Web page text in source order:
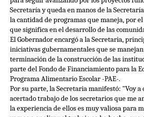
Secretaría y queda en manos de la
la cantidad de programas que maneja, por
que significa en el desarrollo de las
El Gobernador encargó a la Secretaria,
iniciativas gubernamentales que se
terminación de la construcción de las
parte del Fondo de Financiamiento para la
Programa Alimentario Escolar -PAE-.
Por su parte, la Secretaria manifestó: "Voy
acertado trabajo de los secretarios que me
la experiencia de ellos es muy valiosa para